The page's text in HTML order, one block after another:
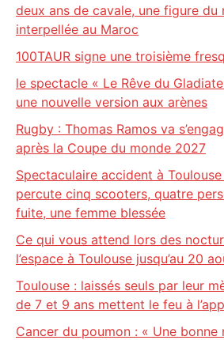
deux ans de cavale, une figure
interpellée au Maroc
100TAUR signe une troisième
le spectacle « Le Rêve du
une nouvelle version aux arènes
Rugby : Thomas Ramos va
après la Coupe du monde 2027
Spectaculaire accident à
percute cinq scooters, quatre
fuite, une femme blessée
Ce qui vous attend lors des
l’espace à Toulouse jusqu’au 20
Toulouse : laissés seuls par leur
de 7 et 9 ans mettent le feu à
Cancer du poumon : « Une bonne